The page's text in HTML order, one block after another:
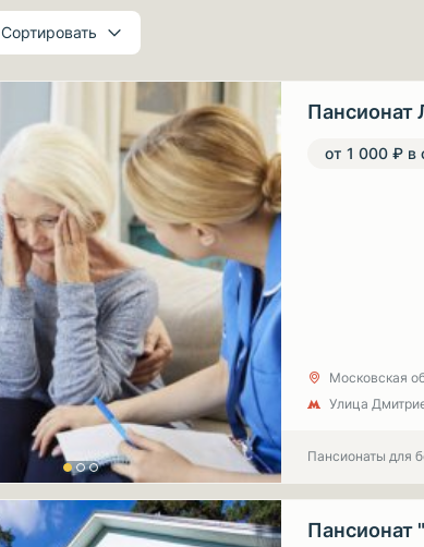
Сортировать
Пансионат
от 1 000 ₽ в
Московская
Улица
Пансионаты для
Пансионат